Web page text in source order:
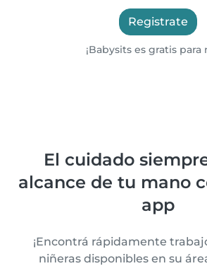
Registrate
¡Babysits es gratis para
El cuidado
alcance de tu mano
app
¡Encontrá rápidamente
niñeras disponibles en su